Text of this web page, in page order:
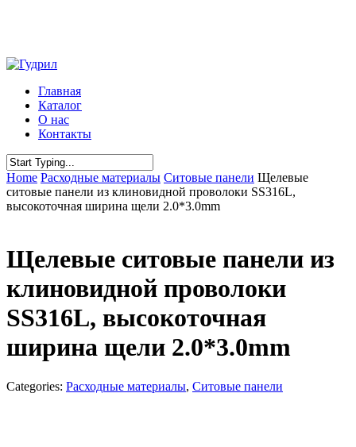
content
Menu
Главная
Каталог
О нас
Контакты
Close
Search
Home Расходные материалы Ситовые панели Щелевые
ситовые панели из клиновидной проволоки SS316L,
высокоточная ширина щели 2.0*3.0mm
Щелевые ситовые панели из
клиновидной проволоки
SS316L, высокоточная
ширина щели 2.0*3.0mm
Categories: Расходные материалы, Ситовые панели